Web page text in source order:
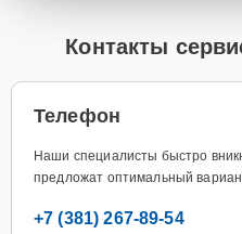
Контакты
Телефон
Наши специалисты быстро
предложат оптимальный
+7 (381) 267-89-54